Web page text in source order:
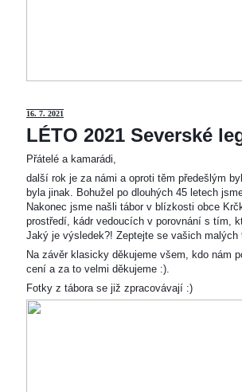
16. 7. 2021
LÉTO 2021 Severské
Přátelé a kamarádi,
další rok je za námi a oproti těm předešlým
byla jinak. Bohužel po dlouhých 45 letech
Nakonec jsme našli tábor v blízkosti obce
prostředí, kádr vedoucích v porovnání s tím,
Jaký je výsledek?! Zeptejte se vašich
Na závěr klasicky děkujeme všem, kdo nám
cení a za to velmi děkujeme :).
Fotky z tábora se již zpracovávají :)